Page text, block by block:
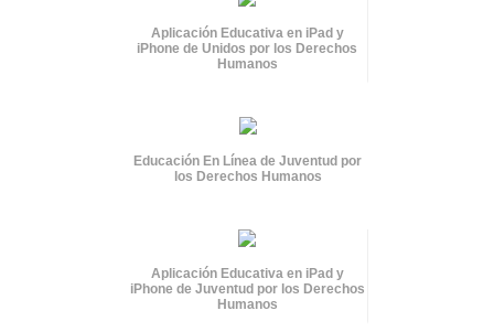
Aplicación Educativa en iPad y
iPhone de Unidos por los Derechos
Humanos
Educación En Línea de Juventud por
los Derechos Humanos
Aplicación Educativa en iPad y
iPhone de Juventud por los Derechos
Humanos